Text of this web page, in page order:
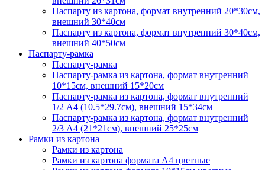
Паспарту из картона, формат внутренний 20*30см,
внешний 30*40см
Паспарту из картона, формат внутренний 30*40см,
внешний 40*50см
Паспарту-рамка
Паспарту-рамка
Паспарту-рамка из картона, формат внутренний
10*15см, внешний 15*20см
Паспарту-рамка из картона, формат внутренний
1/2 А4 (10.5*29.7см), внешний 15*34см
Паспарту-рамка из картона, формат внутренний
2/3 А4 (21*21см), внешний 25*25см
Рамки из картона
Рамки из картона
Рамки из картона формата А4 цветные